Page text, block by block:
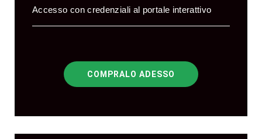
Accesso con credenziali al portale interattivo
COMPRALO ADESSO